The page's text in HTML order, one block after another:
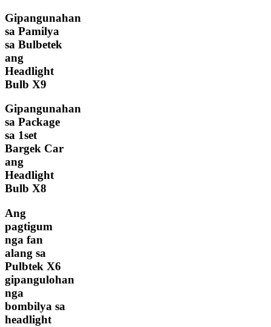
Gipangunahan
sa Pamilya
sa Bulbetek
ang
Headlight
Bulb X9
Gipangunahan
sa Package
sa 1set
Bargek Car
ang
Headlight
Bulb X8
Ang
pagtigum
nga fan
alang sa
Pulbtek X6
gipangulohan
nga
bombilya sa
headlight